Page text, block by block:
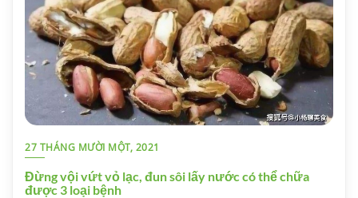
27 THÁNG MƯỜI MỘT, 2021
Đừng vội vứt vỏ lạc, đun sôi lấy nước có thể chữa
được 3 loại bệnh